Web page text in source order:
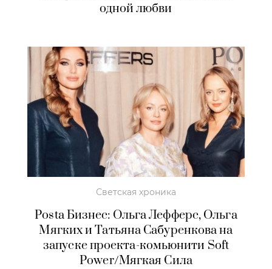
одной любви
Светская хроника
Posta Бизнес: Ольга Лефферс, Ольга
Мягких и Татьяна Сабуренкова на
запуске проекта-комьюнити Soft
Power/Мягкая Сила